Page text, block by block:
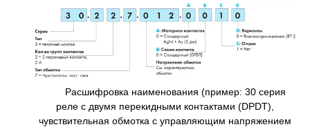
Расшифровка наименования (пример: 30 серия
реле с двумя перекидными контактами (DPDT),
чувствительная обмотка с управляющим напряжением